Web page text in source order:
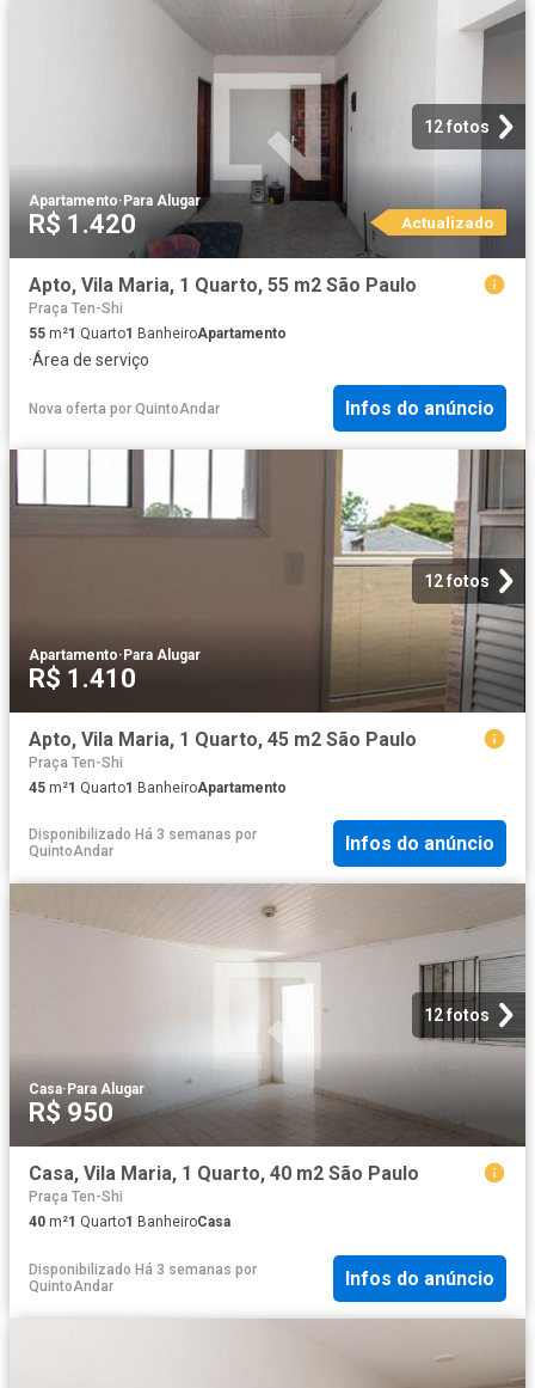
12 fotos
Apartamento· Para Alugar
R$ 1.420 Actualizado
Apto, Vila Maria, 1 Quarto, 55 m2 São Paulo
Praça Ten-Shi
55 m²1 Quarto1 BanheiroApartamento
·Área de serviço
Nova oferta por QuintoAndar Infos do anúncio
12 fotos
Apartamento·Para Alugar
R$ 1.410
Apto, Vila Maria, 1 Quarto, 45 m2 São Paulo
Praça Ten-Shi
45 m²1 Quarto1 BanheiroApartamento
Disponibilizado Há 3 semanas por
QuintoAndar
Infos do anúncio
12 fotos
Casa· Para Alugar
R$ 950
Casa, Vila Maria, 1 Quarto, 40 m2 São Paulo
Praça Ten-Shi
40 m²1 Quarto1 BanheiroCasa
Disponibilizado Há 3 semanas por
QuintoAndar
Infos do anúncio